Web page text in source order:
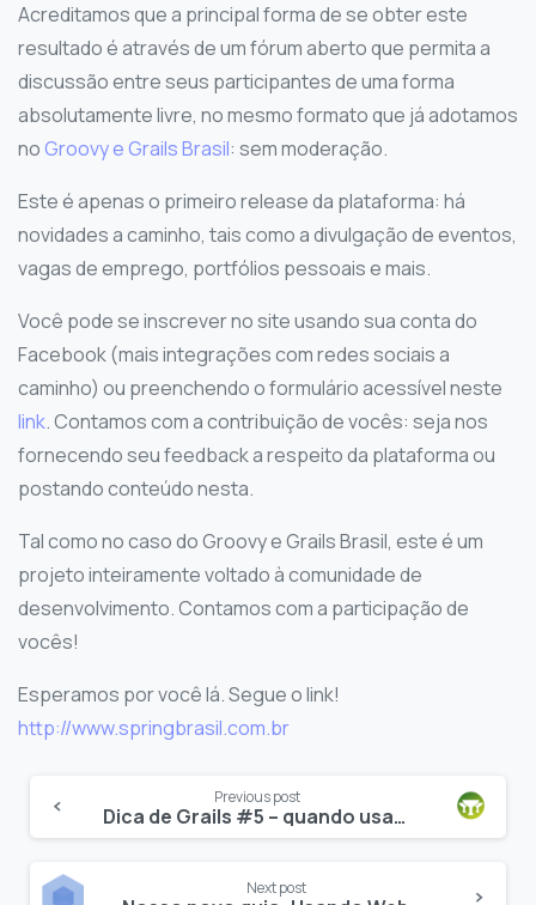
Acreditamos que a principal forma de se obter este
resultado é através de um fórum aberto que permita a
discussão entre seus participantes de uma forma
absolutamente livre, no mesmo formato que já adotamos
noGroovy e Grails Brasil: sem moderação.
Este é apenas o primeiro release da plataforma: há
novidades a caminho, tais como a divulgação de eventos,
vagas de emprego, portfólios pessoais e mais.
Você pode se inscrever no site usando sua conta do
Facebook (mais integrações com redes sociais a
caminho) ou preenchendo o formulário acessível neste
link. Contamos com a contribuição de vocês: seja nos
fornecendo seu feedback a respeito da plataforma ou
postando conteúdo nesta.
Tal como no caso do Groovy e Grails Brasil, este é um
projeto inteiramente voltado à comunidade de
desenvolvimento. Contamos com a participação de
vocês!
Esperamos por você lá. Segue o link!
http://www.springbrasil.com.br
Previous post
Dica de Grails #5 – quando usar belongsTo
Next post